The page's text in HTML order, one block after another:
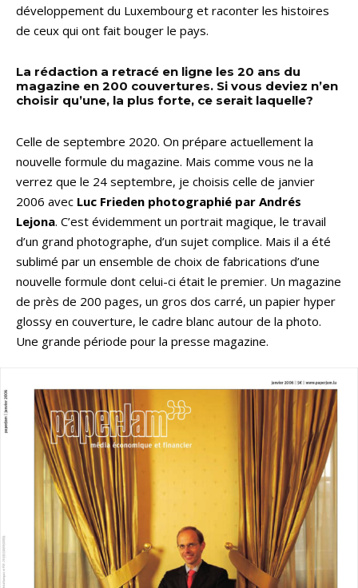
développement du Luxembourg et raconter les histoires
de ceux qui ont fait bouger le pays.
La rédaction a retracé en ligne les 20 ans du
magazine en 200 couvertures. Si vous deviez n’en
choisir qu’une, la plus forte, ce serait laquelle?
Celle de septembre 2020. On prépare actuellement la
nouvelle formule du magazine. Mais comme vous ne la
verrez que le 24 septembre, je choisis celle de janvier
2006 avec Luc Frieden photographié par Andrés
Lejona. C’est évidemment un portrait magique, le travail
d’un grand photographe, d’un sujet complice. Mais il a été
sublimé par un ensemble de choix de fabrications d’une
nouvelle formule dont celui-ci était le premier. Un magazine
de près de 200 pages, un gros dos carré, un papier hyper
glossy en couverture, le cadre blanc autour de la photo.
Une grande période pour la presse magazine.